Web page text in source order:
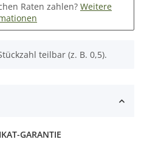
Raten zahlen? Weitere
teilbar (z. B. 0,5).
GARANTIE